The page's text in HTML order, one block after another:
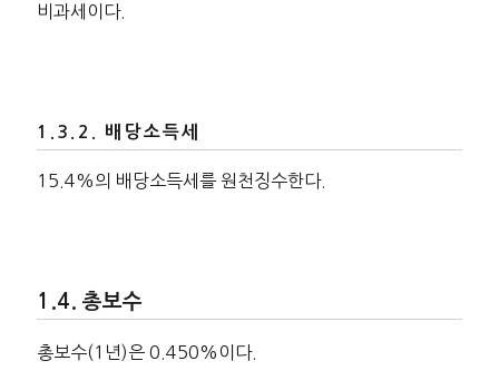
비과세이다.
배당소득세
15.4%의 배당소득세를 원천징수한다.
총보수
총보수(1년)은 0.450%이다.